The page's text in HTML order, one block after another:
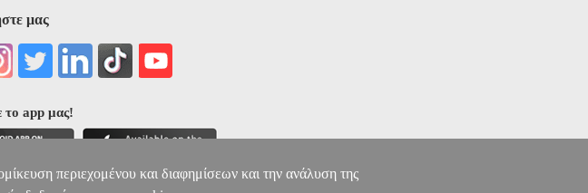
μας
το app μας!
περιεχομένου και διαφημίσεων και την ανάλυση της